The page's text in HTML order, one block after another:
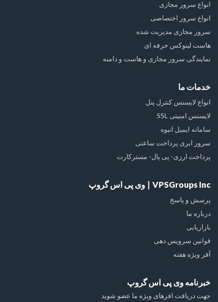
انواع سرور مجازی
انواع سرور اختصاصی
سرور مجازی مدیریت شده
هاست لینوکس حرفه ای
نمایندگی سرور مجازی و هاست و دامنه
خدمات ما
انواع لایسنس کنترل پنل
لایسنس امنیتی SSL
سامانه ایمیل انبوه
سرور ابری پرداخت ساعتی
پرداخت ارزی- پی پال- مسترکارت
VPSGroups Inc ∣ وی پی اس گروپ
پرسش و پاسخ
درباره ما
بازاریابی
قوانین سرویس دهی
آفر ویژه هفته
خبرنامه وی پی اس گروپ
جهت دریافت افرهای ویژه ما عضو شوید